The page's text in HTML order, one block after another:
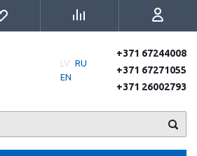
LV RU
EN
+371 67244008
+371 67271055
+371 26002793